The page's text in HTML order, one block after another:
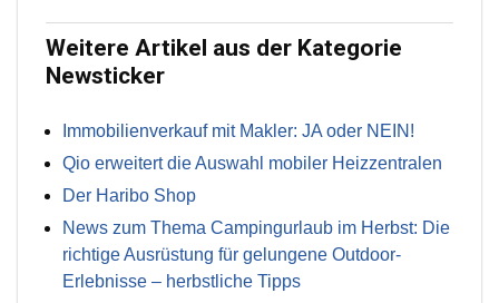
Weitere Artikel aus der Kategorie
Newsticker
Immobilienverkauf mit Makler: JA oder NEIN!
Qio erweitert die Auswahl mobiler Heizzentralen
Der Haribo Shop
News zum Thema Campingurlaub im Herbst: Die
richtige Ausrüstung für gelungene Outdoor-
Erlebnisse – herbstliche Tipps